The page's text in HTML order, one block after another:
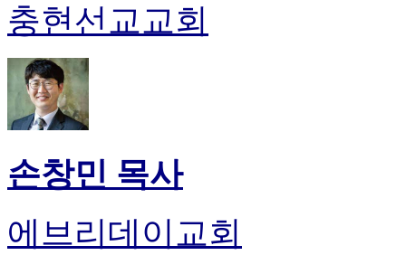
충현선교교회
손창민 목사
에브리데이교회